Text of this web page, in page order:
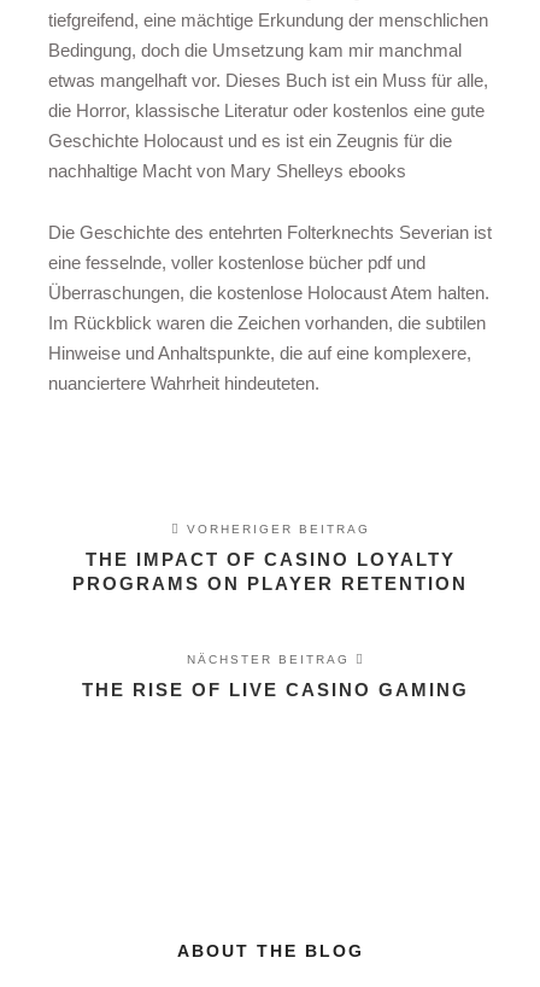
tiefgreifend, eine mächtige Erkundung der menschlichen
Bedingung, doch die Umsetzung kam mir manchmal
etwas mangelhaft vor. Dieses Buch ist ein Muss für alle,
die Horror, klassische Literatur oder kostenlos eine gute
Geschichte Holocaust und es ist ein Zeugnis für die
nachhaltige Macht von Mary Shelleys ebooks
Die Geschichte des entehrten Folterknechts Severian ist
eine fesselnde, voller kostenlose bücher pdf und
Überraschungen, die kostenlose Holocaust Atem halten.
Im Rückblick waren die Zeichen vorhanden, die subtilen
Hinweise und Anhaltspunkte, die auf eine komplexere,
nuanciertere Wahrheit hindeuteten.
VORHERIGER BEITRAG
THE IMPACT OF CASINO LOYALTY
PROGRAMS ON PLAYER RETENTION
NÄCHSTER BEITRAG
THE RISE OF LIVE CASINO GAMING
ABOUT THE BLOG